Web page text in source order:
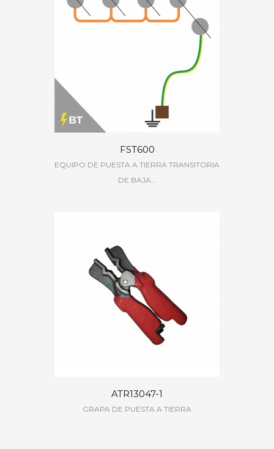
FST600
EQUIPO DE PUESTA A TIERRA TRANSITORIA
DE BAJA...
ATR13047-1
GRAPA DE PUESTA A TIERRA